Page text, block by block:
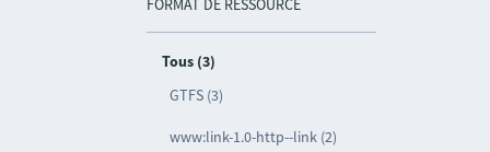
FORMAT DE RESSOURCE
Tous (3)
GTFS (3)
www:link-1.0-http--link (2)